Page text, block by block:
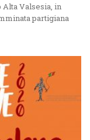
Valsesia, in
partigiana